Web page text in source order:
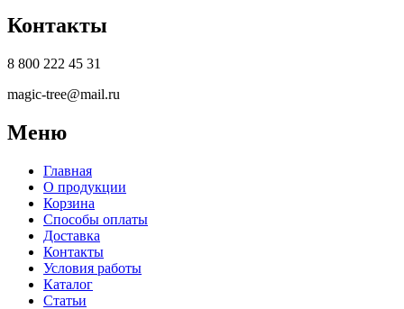
Контакты
8 800 222 45 31
magic-tree@mail.ru
Меню
Главная
О продукции
Корзина
Способы оплаты
Доставка
Контакты
Условия работы
Каталог
Статьи